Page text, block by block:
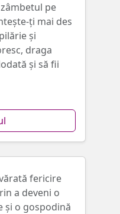
pe
ți mai des
și
draga
și să fii
fericire
a deveni o
şi o gospodină